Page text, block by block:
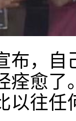
，自
痊愈了
以往任